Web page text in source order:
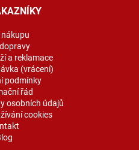
nákupu
a reklamace
(vrácení)
podmínky
řád
osobních údajů
cookies